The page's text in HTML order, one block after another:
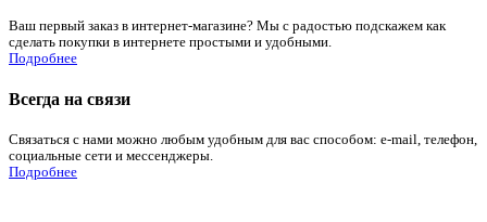
Ваш первый заказ в интернет-магазине? Мы с радостью подскажем как
сделать покупки в интернете простыми и удобными.
Подробнее
Всегда на связи
Связаться с нами можно любым удобным для вас способом: e-mail, телефон,
социальные сети и мессенджеры.
Подробнее